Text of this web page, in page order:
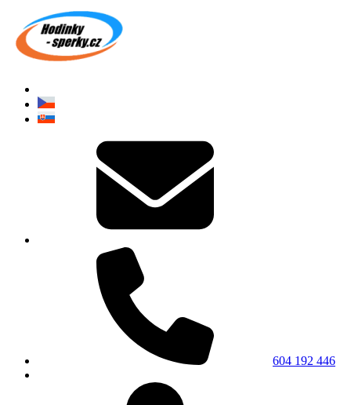
604 192 446